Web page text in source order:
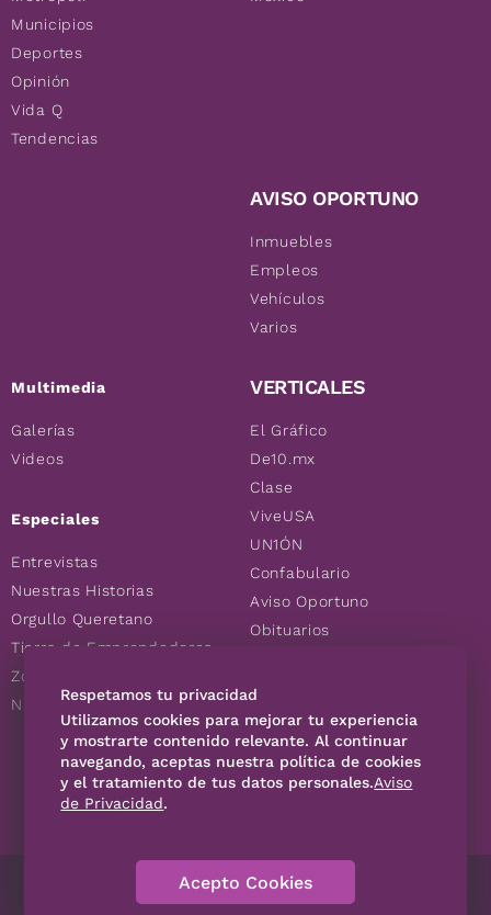
Municipios
Deportes
Opinión
Vida Q
Tendencias
Multimedia
Galerías
Videos
Especiales
Entrevistas
Nuestras Historias
Orgullo Queretano
Tierra de Emprendedores
Zoociales
Nuevos Queretanos
AVISO OPORTUNO
Inmuebles
Empleos
Vehículos
Varios
VERTICALES
El Gráfico
De10.mx
Clase
ViveUSA
UN1ÓN
Confabulario
Aviso Oportuno
Obituarios
Consultas
SÍGUENOS
Contáctanos Código de Ética
Respetamos tu privacidad
Utilizamos cookies para mejorar tu experiencia
y mostrarte contenido relevante. Al continuar
navegando, aceptas nuestra política de cookies
y el tratamiento de tus datos personales.Aviso
de Privacidad.
Acepto Cookies